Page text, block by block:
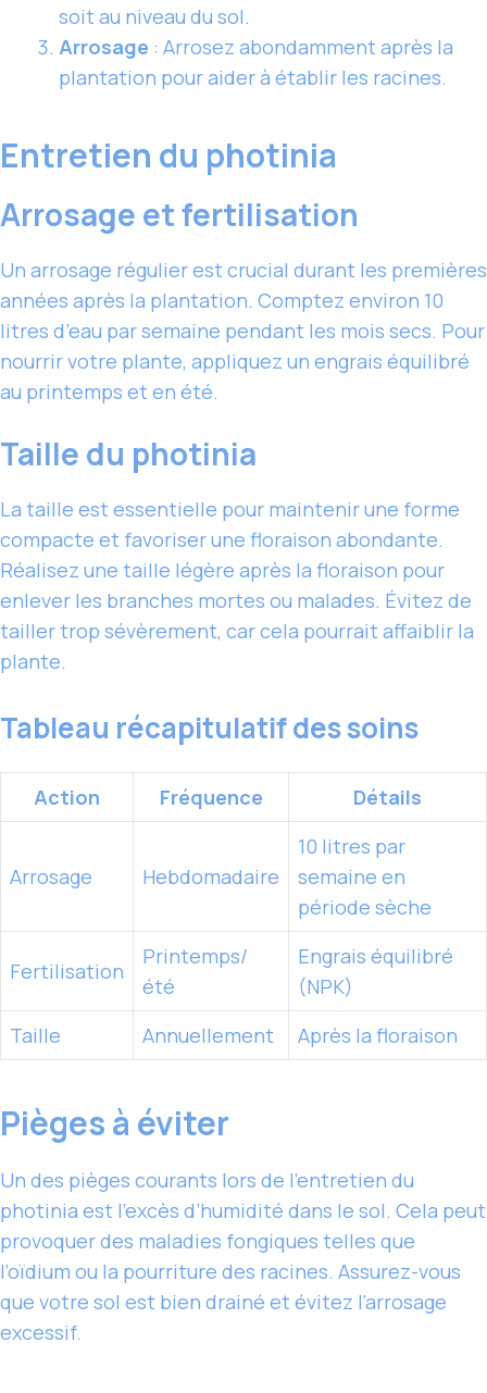
soit au niveau du sol.
Arrosage : Arrosez abondamment après la
plantation pour aider à établir les racines.
Entretien du photinia
Arrosage et fertilisation
Un arrosage régulier est crucial durant les premières
années après la plantation. Comptez environ 10
litres d’eau par semaine pendant les mois secs. Pour
nourrir votre plante, appliquez un engrais équilibré
au printemps et en été.
Taille du photinia
La taille est essentielle pour maintenir une forme
compacte et favoriser une floraison abondante.
Réalisez une taille légère après la floraison pour
enlever les branches mortes ou malades. Évitez de
tailler trop sévèrement, car cela pourrait affaiblir la
plante.
Tableau récapitulatif des soins
Action Fréquence Détails
Arrosage Hebdomadaire
10 litres par
semaine en
période sèche
Fertilisation
Printemps/
été
Engrais équilibré
(NPK)
Taille
Annuellement Après la floraison
Pièges à éviter
Un des pièges courants lors de l’entretien du
photinia est l’excès d’humidité dans le sol. Cela peut
provoquer des maladies fongiques telles que
l’oïdium ou la pourriture des racines. Assurez-vous
que votre sol est bien drainé et évitez l’arrosage
excessif.